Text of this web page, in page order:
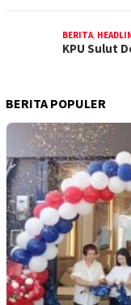
BERITA
KPU Sulut
BERITA POPULER